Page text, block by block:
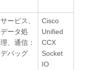
サービス、
データ処
理、通信：
デバッグ
Cisco
Unified
CCX
Socket
IO